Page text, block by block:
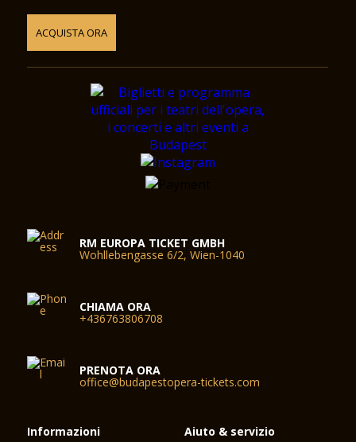
ACQUISTA ORA
RM EUROPA TICKET GMBH
Wohllebengasse 6/2, Wien-1040
CHIAMA ORA
+436763806708
PRENOTA ORA
office@budapestopera-tickets.com
Informazioni Aiuto & servizio